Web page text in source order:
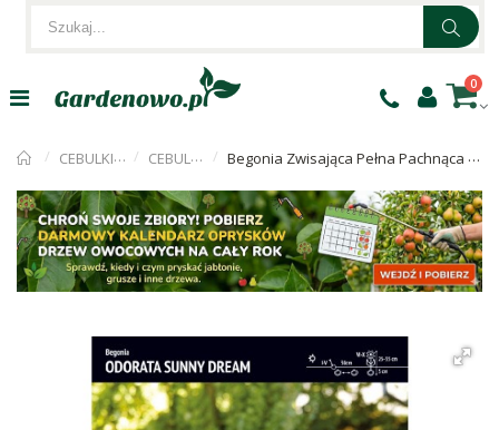
0
CEBULKI KWIATÓW CEBULKI BEGONI Begonia Zwisająca Pełna Pachnąca Odorata Sunny Dream 1szt.